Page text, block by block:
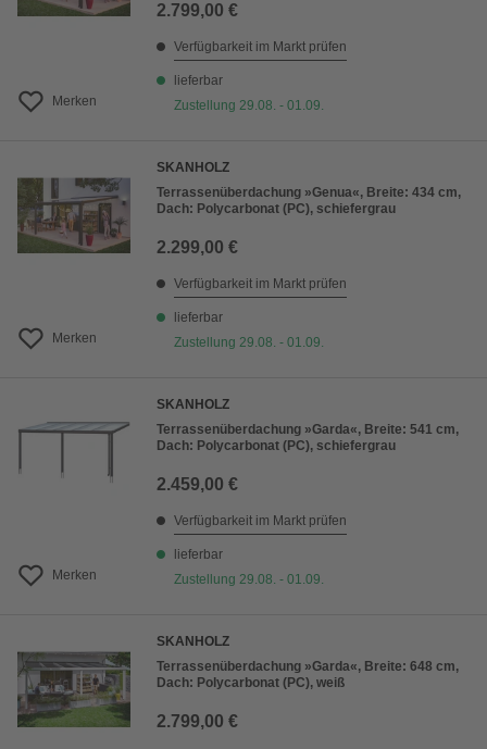
Merken
2.799,00 €
Verfügbarkeit im Markt prüfen
lieferbar
Zustellung 29.08. - 01.09.
Merken
SKANHOLZ
Terrassenüberdachung »Genua«, Breite: 434 cm,
Dach: Polycarbonat (PC), schiefergrau
2.299,00 €
Verfügbarkeit im Markt prüfen
lieferbar
Zustellung 29.08. - 01.09.
Merken
SKANHOLZ
Terrassenüberdachung »Garda«, Breite: 541 cm,
Dach: Polycarbonat (PC), schiefergrau
2.459,00 €
Verfügbarkeit im Markt prüfen
lieferbar
Zustellung 29.08. - 01.09.
SKANHOLZ
Terrassenüberdachung »Garda«, Breite: 648 cm,
Dach: Polycarbonat (PC), weiß
2.799,00 €